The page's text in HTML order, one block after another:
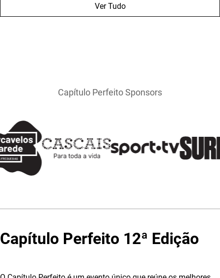
Ver Tudo
Capítulo Perfeito Sponsors
Capítulo Perfeito 12ª Edição